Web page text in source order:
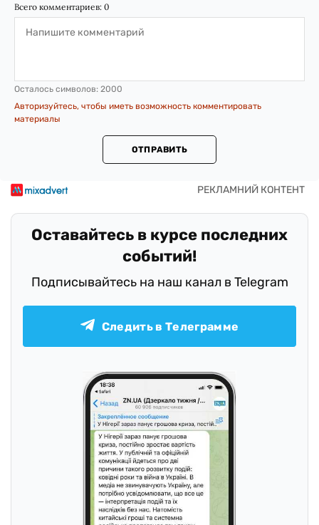
Всего комментариев: 0
Осталось символов: 2000
Авторизуйтесь, чтобы иметь возможность комментировать
материалы
ОТПРАВИТЬ
Оставайтесь в курсе последних
событий!
Подписывайтесь на наш канал в Telegram
Следить в Телеграмме